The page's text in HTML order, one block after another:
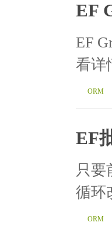
EF
EF
看详
ORM
EF
只要
循环
ORM